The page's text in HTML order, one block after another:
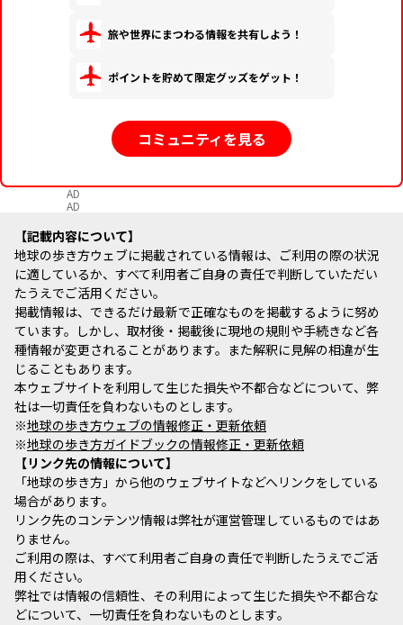
旅や世界にまつわる情報を共有しよう！
ポイントを貯めて限定グッズをゲット！
コミュニティを見る
AD
AD
記載内容について
地球の歩き方ウェブに掲載されている情報は、ご利用の際の状況
に適しているか、すべて利用者ご自身の責任で判断していただい
たうえでご活用ください。
掲載情報は、できるだけ最新で正確なものを掲載するように努め
ています。しかし、取材後・掲載後に現地の規則や手続きなど各
種情報が変更されることがあります。また解釈に見解の相違が生
じることもあります。
本ウェブサイトを利用して生じた損失や不都合などについて、弊
社は一切責任を負わないものとします。
※地球の歩き方ウェブの情報修正・更新依頼
※地球の歩き方ガイドブックの情報修正・更新依頼
リンク先の情報について
「地球の歩き方」から他のウェブサイトなどへリンクをしている
場合があります。
リンク先のコンテンツ情報は弊社が運営管理しているものではあ
りません。
ご利用の際は、すべて利用者ご自身の責任で判断したうえでご活
用ください。
弊社では情報の信頼性、その利用によって生じた損失や不都合な
どについて、一切責任を負わないものとします。